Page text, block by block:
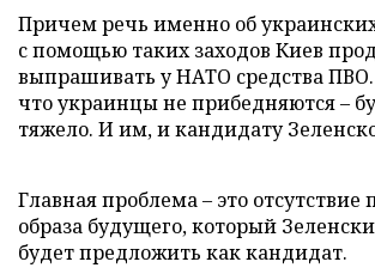
Причем речь именно об
с помощью таких заходов Киев
выпрашивать у НАТО средства
что украинцы не прибедняются –
тяжело. И им, и кандидату
Главная проблема – это
образа будущего, который
будет предложить как кандидат.